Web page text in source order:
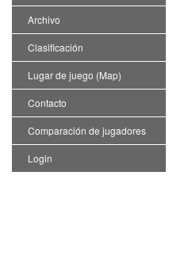
Archivo
Clasificación
Lugar de juego (Map)
Contacto
Comparación de jugadores
Login